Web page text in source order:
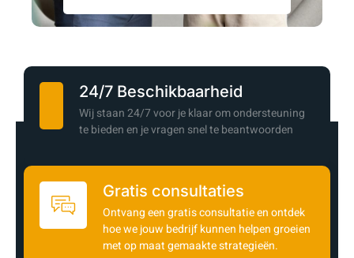
Gratis consultaties
Ontvang een gratis consultatie en ontdek
hoe we jouw bedrijf kunnen helpen groeien
met op maat gemaakte strategieën.
24/7 Beschikbaarheid
Wij staan 24/7 voor je klaar om ondersteuning
te bieden en je vragen snel te beantwoorden